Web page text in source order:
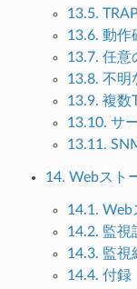
13.5.
13.6. 動作
13.7. 任意
13.8. 不明
13.9. 複数
13.10. サ
13.11.
14. Webスト
14.1. Web
14.2. 監視
14.3. 監視
14.4. 付録